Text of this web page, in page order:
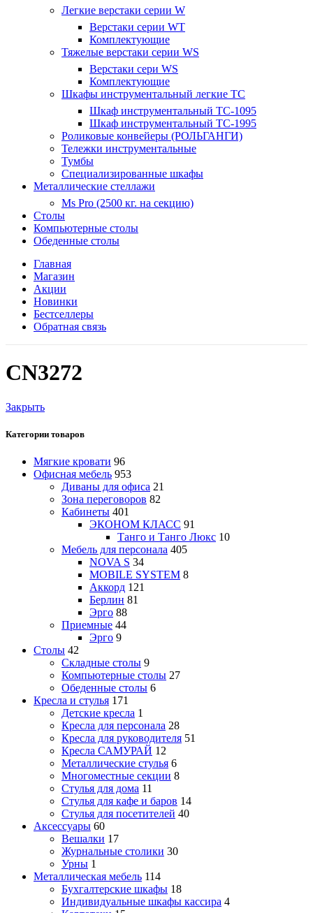
Легкие верстаки серии W
Верстаки серии WT
Комплектующие
Тяжелые верстаки серии WS
Верстаки сери WS
Комплектующие
Шкафы инструментальный легкие ТС
Шкаф инструментальный TC-1095
Шкаф инструментальный TC-1995
Роликовые конвейеры (РОЛЬГАНГИ)
Тележки инструментальные
Тумбы
Специализированные шкафы
Металлические стеллажи
Ms Pro (2500 кг. на секцию)
Столы
Компьютерные столы
Обеденные столы
Главная
Магазин
Акции
Новинки
Бестселлеры
Обратная связь
CN3272
Закрыть
Категории товаров
Мягкие кровати 96
Офисная мебель 953
Диваны для офиса 21
Зона переговоров 82
Кабинеты 401
ЭКОНОМ КЛАСС 91
Танго и Танго Люкс 10
Мебель для персонала 405
NOVA S 34
MOBILE SYSTEM 8
Аккорд 121
Берлин 81
Эрго 88
Приемные 44
Эрго 9
Столы 42
Складные столы 9
Компьютерные столы 27
Обеденные столы 6
Кресла и стулья 171
Детские кресла 1
Кресла для персонала 28
Кресла для руководителя 51
Кресла САМУРАЙ 12
Металлические стулья 6
Многоместные секции 8
Стулья для дома 11
Стулья для кафе и баров 14
Стулья для посетителей 40
Аксессуары 60
Вешалки 17
Журнальные столики 30
Урны 1
Металлическая мебель 114
Бухгалтерские шкафы 18
Индивидуальные шкафы кассира 4